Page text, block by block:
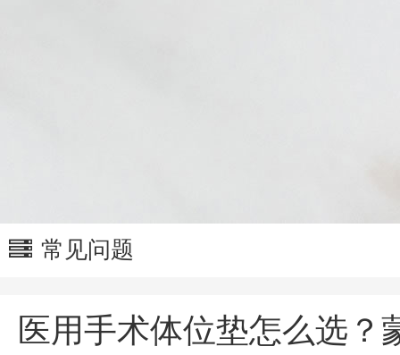
常见问题
医用手术体位垫怎么选？